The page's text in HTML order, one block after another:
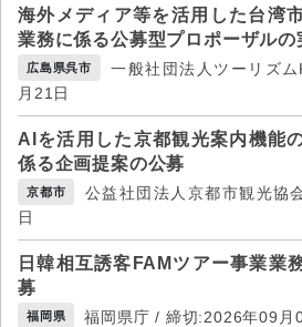
海外メディア等を活用した台湾
業務に係る公募型プロポーザルの
広島県呉市
一般社団法人ツーリズ
月21日
AIを活用した京都観光案内機能
係る企画提案の公募
京都市
公益社団法人京都市観光協
日
日韓相互誘客FAMツアー事業業
募
福岡県 福岡県庁 / 締切:2026年09月